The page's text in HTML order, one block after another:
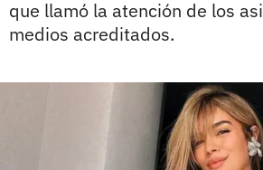
que llamó la atención de los
medios acreditados.